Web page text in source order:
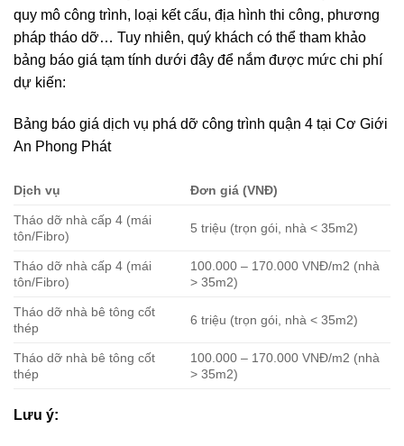
quy mô công trình, loại kết cấu, địa hình thi công, phương
pháp tháo dỡ… Tuy nhiên, quý khách có thể tham khảo
bảng báo giá tạm tính dưới đây để nắm được mức chi phí
dự kiến:
Bảng báo giá dịch vụ phá dỡ công trình quận 4 tại Cơ Giới
An Phong Phát
Dịch vụ Đơn giá (VNĐ)
Tháo dỡ nhà cấp 4 (mái
tôn/Fibro)
5 triệu (trọn gói, nhà < 35m2)
Tháo dỡ nhà cấp 4 (mái
tôn/Fibro)
100.000 – 170.000 VNĐ/m2 (nhà
> 35m2)
Tháo dỡ nhà bê tông cốt
thép
6 triệu (trọn gói, nhà < 35m2)
Tháo dỡ nhà bê tông cốt
thép
100.000 – 170.000 VNĐ/m2 (nhà
> 35m2)
Lưu ý: